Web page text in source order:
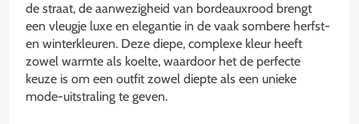
de straat, de aanwezigheid van bordeauxrood brengt
een vleugje luxe en elegantie in de vaak sombere herfst-
en winterkleuren. Deze diepe, complexe kleur heeft
zowel warmte als koelte, waardoor het de perfecte
keuze is om een outfit zowel diepte als een unieke
mode-uitstraling te geven.